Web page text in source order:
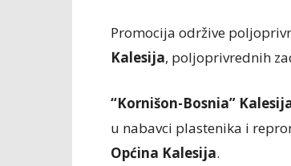
Promocija održive
Kalesija, poljoprivrednih
“Kornišon-Bosnia”
u nabavci plastenika i
Općina Kalesija.